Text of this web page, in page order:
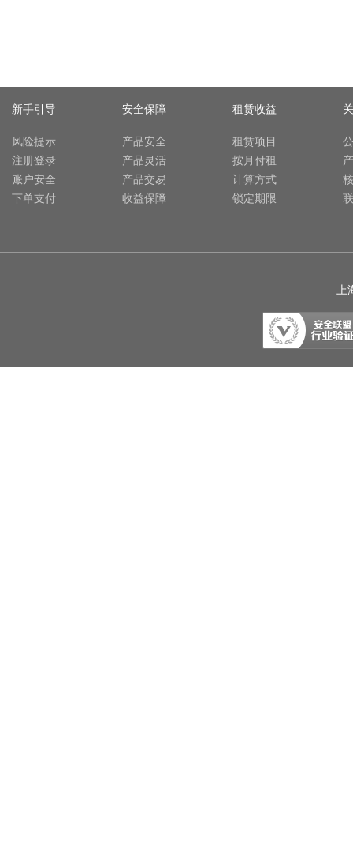
新手引导
风险提示
注册登录
账户安全
下单支付
安全保障
产品安全
产品灵活
产品交易
收益保障
租赁收益
租赁项目
按月付租
计算方式
锁定期限